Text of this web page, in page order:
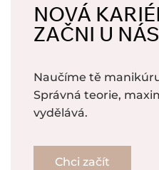
NOVÁ
ZAČNI U NÁS
Naučíme tě
Správná teorie,
vydělává.
Chci začít